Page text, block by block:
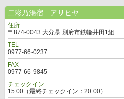
二彩乃湯宿 アサヒヤ
住所
〒874-0043 大分県 別府市鉄輪井田1組
TEL
0977-66-0237
FAX
0977-66-9845
チェックイン
15:00（最終チェックイン：20:00）